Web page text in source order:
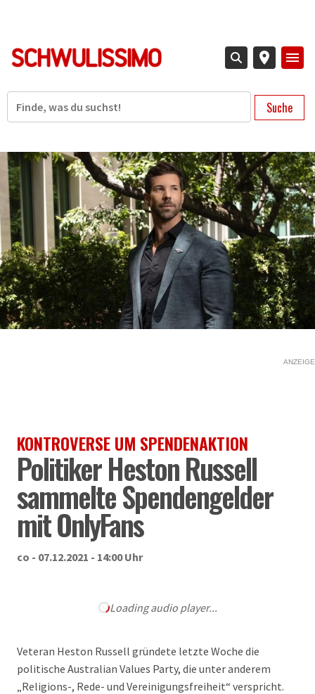
Suche
ANZEIGE
KONTROVERSE UM SPENDENAKTION
Politiker Heston Russell
sammelte Spendengelder
mit OnlyFans
co - 07.12.2021 - 14:00 Uhr
Loading audio player...
Veteran Heston Russell gründete letzte Woche die
politische Australian Values Party, die unter anderem
„Religions-, Rede- und Vereinigungsfreiheit“ verspricht.